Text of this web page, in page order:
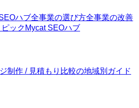
ハブ全事業の選び方全事業の改善
ック Mycat SEOハブ
制作 / 見積もり比較の地域別ガイド